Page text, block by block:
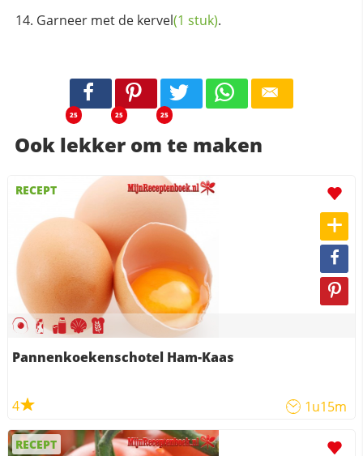
Garneer met de kervel(1 stuk).
25 25 25
Ook lekker om te maken
RECEPT
Pannenkoekenschotel Ham-Kaas
4 1u15m
RECEPT